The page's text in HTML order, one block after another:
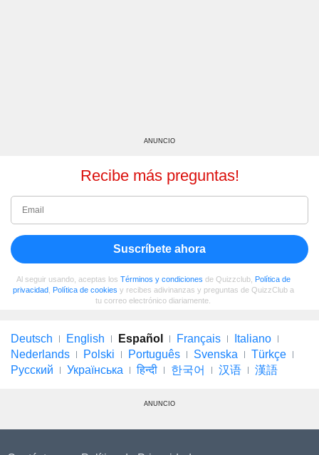
ANUNCIO
Recibe más preguntas!
Suscríbete ahora
Al seguir usando, aceptas los Términos y condiciones de Quizzclub, Política de
privacidad, Política de cookies y recibes adivinanzas y preguntas de QuizzClub a
tu correo electrónico diariamente.
Deutsch English Español Français
Italiano
Nederlands
Polski Português Svenska
Türkçe
Русский
Українська हिन्दी 한국어 汉语 漢語
ANUNCIO